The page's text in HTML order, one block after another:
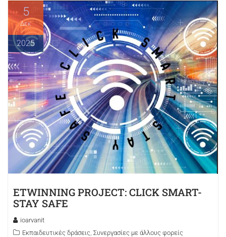
5
Δεκ
2025
ETWINNING PROJECT: CLICK SMART-
STAY SAFE
ioarvanit
Εκπαιδευτικές δράσεις Συνεργασίες με άλλους φορείς